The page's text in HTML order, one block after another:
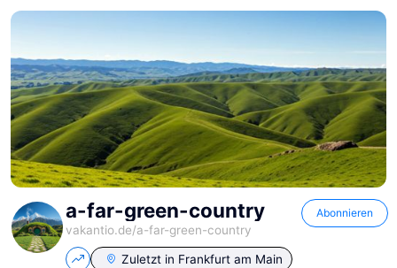
a-far-green-country
vakantio.de/a-far-green-country
Abonnieren
Zuletzt in Frankfurt am Main